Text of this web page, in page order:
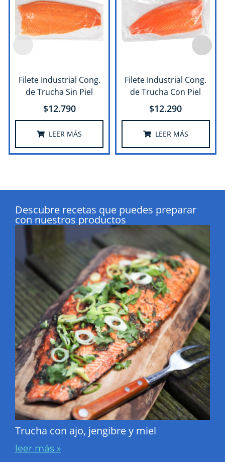
Filete Industrial Cong.
de Trucha Sin Piel
$12.790
LEER MÁS
Filete Industrial Cong.
de Trucha Con Piel
$12.290
LEER MÁS
Descubre recetas que puedes preparar
con nuestros productos
Trucha con ajo, jengibre y miel
leer más »